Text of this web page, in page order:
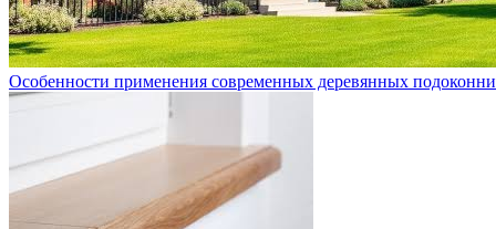
Особенности применения современных деревянных